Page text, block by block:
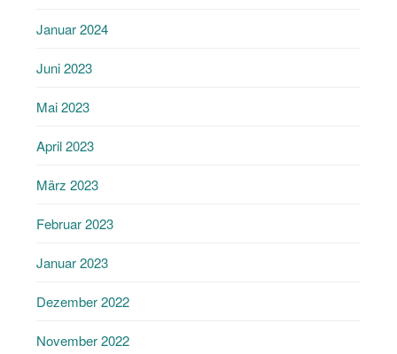
Januar 2024
Juni 2023
Mai 2023
April 2023
März 2023
Februar 2023
Januar 2023
Dezember 2022
November 2022